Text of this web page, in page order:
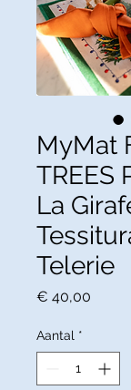
MyMat
TREES
La
Telerie
€ 40,00
Aantal *